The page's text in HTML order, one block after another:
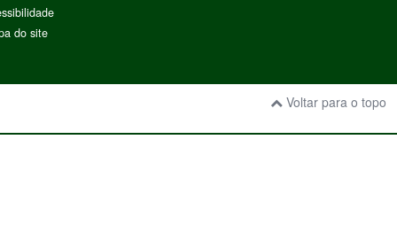
do site
Voltar para o topo